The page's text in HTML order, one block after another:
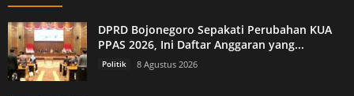
DPRD Bojonegoro Sepakati Perubahan KUA
PPAS 2026, Ini Daftar Anggaran yang...
Politik 8 Agustus 2026